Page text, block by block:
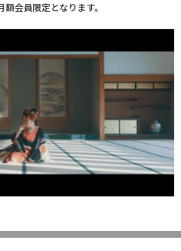
会員限定となります。